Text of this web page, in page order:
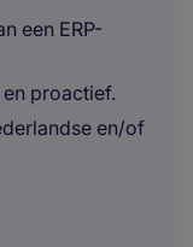
een ERP-
proactief.
en/of